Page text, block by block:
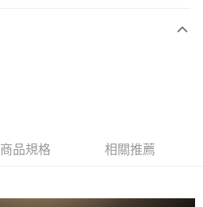
台北富邦商業銀行
商品規格 相關推薦